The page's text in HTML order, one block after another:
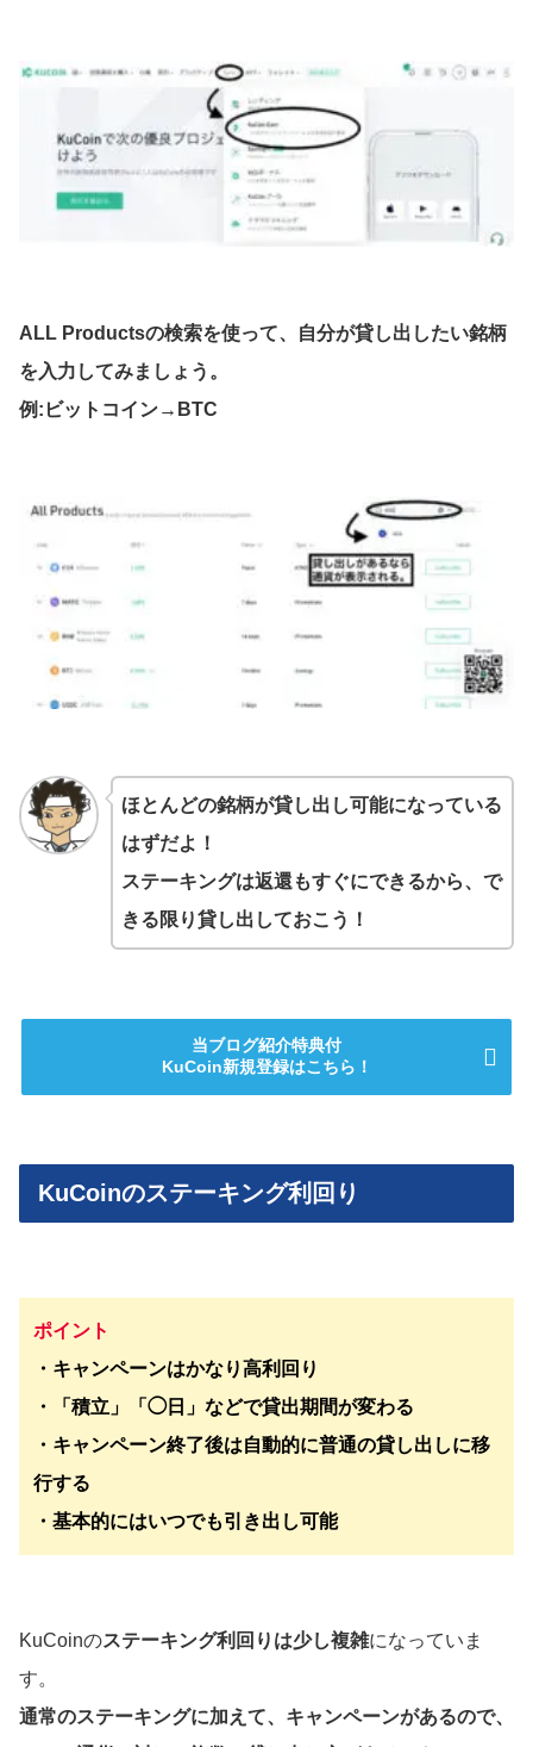
ALL Productsの検索を使って、自分が貸し出したい銘柄
を入力してみましょう。
例:ビットコイン→BTC
ほとんどの銘柄が貸し出し可能になっている
はずだよ！
ステーキングは返還もすぐにできるから、で
きる限り貸し出しておこう！
当ブログ紹介特典付
KuCoin新規登録はこちら！
KuCoinのステーキング利回り
ポイント
・キャンペーンはかなり高利回り
・「積立」「◯日」などで貸出期間が変わる
・キャンペーン終了後は自動的に普通の貸し出しに移
行する
・基本的にはいつでも引き出し可能
KuCoinのステーキング利回りは少し複雑になっていま
す。
通常のステーキングに加えて、キャンペーンがあるので、